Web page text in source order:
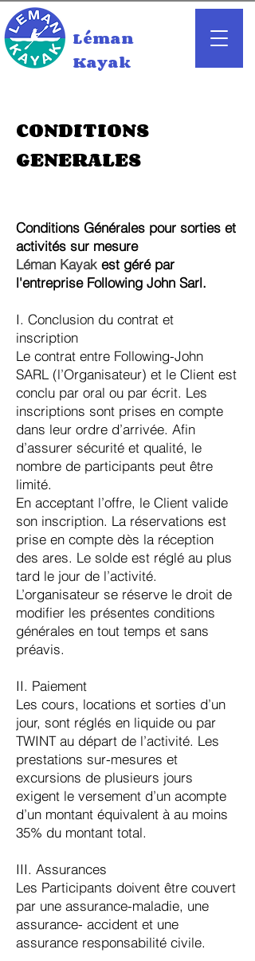
Léman
Kayak
CONDITIONS
GENERALES
Conditions Générales pour sorties et
activités sur mesure
Léman Kayak est géré par
l'entreprise Following John Sarl.
I. Conclusion du contrat et
inscription
Le contrat entre Following-John
SARL (l’Organisateur) et le Client est
conclu par oral ou par écrit. Les
inscriptions sont prises en compte
dans leur ordre d’arrivée. Afin
d’assurer sécurité et qualité, le
nombre de participants peut être
limité.
En acceptant l’offre, le Client valide
son inscription. La réservations est
prise en compte dès la réception
des ares. Le solde est réglé au plus
tard le jour de l’activité.
L’organisateur se réserve le droit de
modifier les présentes conditions
générales en tout temps et sans
préavis.
II. Paiement
Les cours, locations et sorties d’un
jour, sont réglés en liquide ou par
TWINT au départ de l’activité. Les
prestations sur-mesures et
excursions de plusieurs jours
exigent le versement d’un acompte
d’un montant équivalent à au moins
35% du montant total.
III. Assurances
Les Participants doivent être couvert
par une assurance-maladie, une
assurance- accident et une
assurance responsabilité civile.